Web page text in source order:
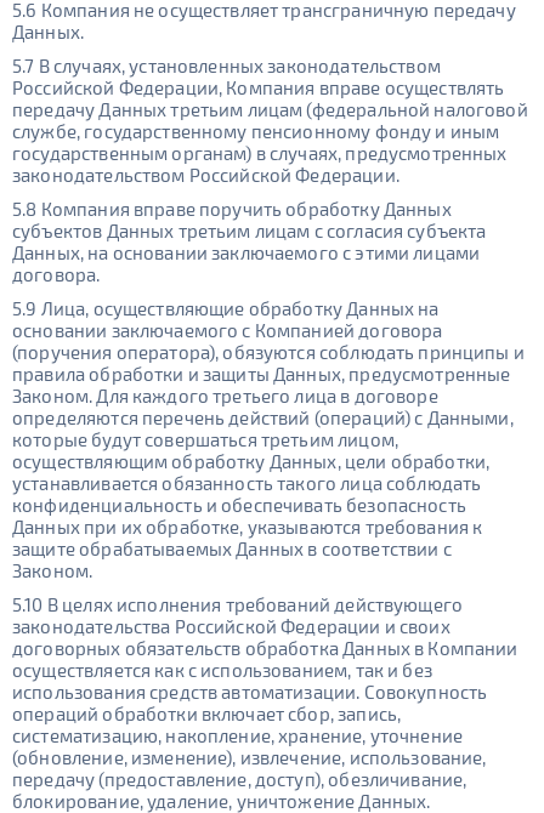
5.6 Компания не осуществляет трансграничную передачу
Данных.
5.7 В случаях, установленных законодательством
Российской Федерации, Компания вправе осуществлять
передачу Данных третьим лицам (федеральной налоговой
службе, государственному пенсионному фонду и иным
государственным органам) в случаях, предусмотренных
законодательством Российской Федерации.
5.8 Компания вправе поручить обработку Данных
субъектов Данных третьим лицам с согласия субъекта
Данных, на основании заключаемого с этими лицами
договора.
5.9 Лица, осуществляющие обработку Данных на
основании заключаемого с Компанией договора
(поручения оператора), обязуются соблюдать принципы и
правила обработки и защиты Данных, предусмотренные
Законом. Для каждого третьего лица в договоре
определяются перечень действий (операций) с Данными,
которые будут совершаться третьим лицом,
осуществляющим обработку Данных, цели обработки,
устанавливается обязанность такого лица соблюдать
конфиденциальность и обеспечивать безопасность
Данных при их обработке, указываются требования к
защите обрабатываемых Данных в соответствии с
Законом.
5.10 В целях исполнения требований действующего
законодательства Российской Федерации и своих
договорных обязательств обработка Данных в Компании
осуществляется как с использованием, так и без
использования средств автоматизации. Совокупность
операций обработки включает сбор, запись,
систематизацию, накопление, хранение, уточнение
(обновление, изменение), извлечение, использование,
передачу (предоставление, доступ), обезличивание,
блокирование, удаление, уничтожение Данных.